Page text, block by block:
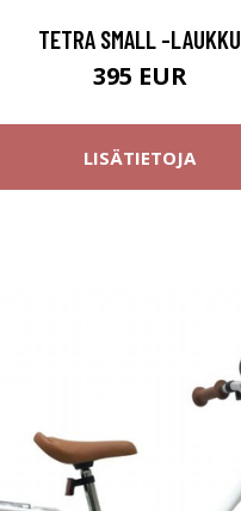
TETRA SMALL -LAUKKU
395 EUR
LISÄTIETOJA